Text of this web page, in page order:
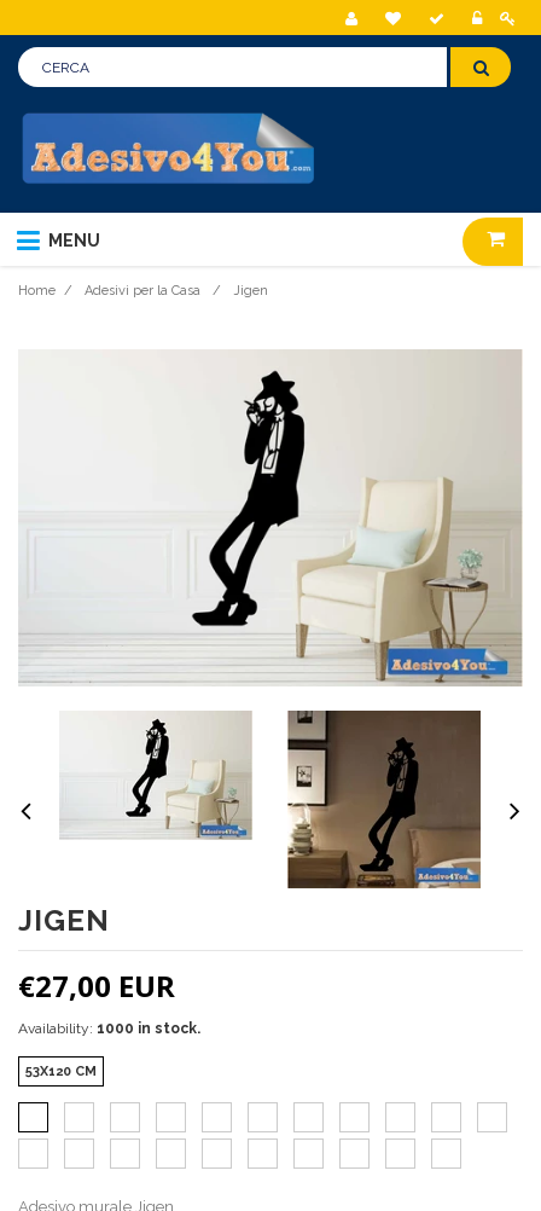
MENU
Home / Adesivi per la Casa / Jigen
JIGEN
€27,00 EUR
Availability: 1000 in stock.
53X120 CM
Adesivo murale Jigen